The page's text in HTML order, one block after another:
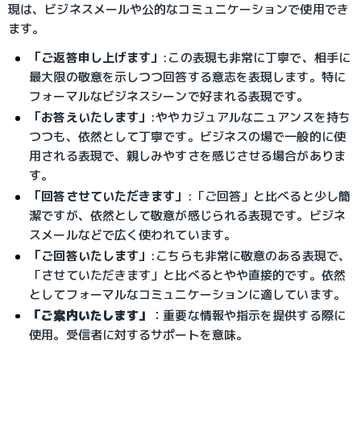
現は、ビジネスメールや公的なコミュニケーションで使用でき
ます。
「ご返答申し上げます」 :この表現も非常に丁寧で、相手に
最大限の敬意を示しつつ回答する意志を表現します。特に
フォーマルなビジネスシーンで好まれる表現です。
「お答えいたします」 :ややカジュアルなニュアンスを持ち
つつも、依然として丁寧です。ビジネスの場で一般的に使
用される表現で、親しみやすさを感じさせる場合がありま
す。
「回答させていただきます」 : 「ご回答」と比べると少し簡
潔ですが、依然として敬意が感じられる表現です。ビジネ
スメールなどで広く使われています。
「ご回答いたします」 :こちらも非常に敬意のある表現で、
「させていただきます」と比べるとやや直接的です。依然
としてフォーマルなコミュニケーションに適しています。
「ご案内いたします」
： 重要な情報や指示を提供する際に
使用。受信者に対するサポートを意味。